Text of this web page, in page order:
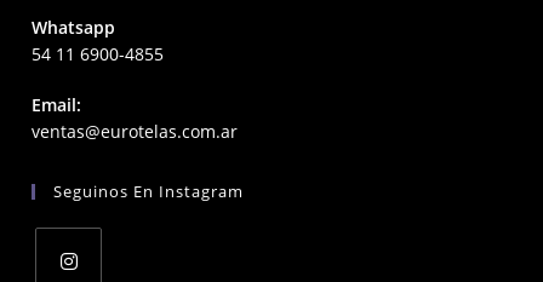
Whatsapp
54 11 6900-4855
Email:
ventas@eurotelas.com.arOpens
application
Seguinos En Instagram